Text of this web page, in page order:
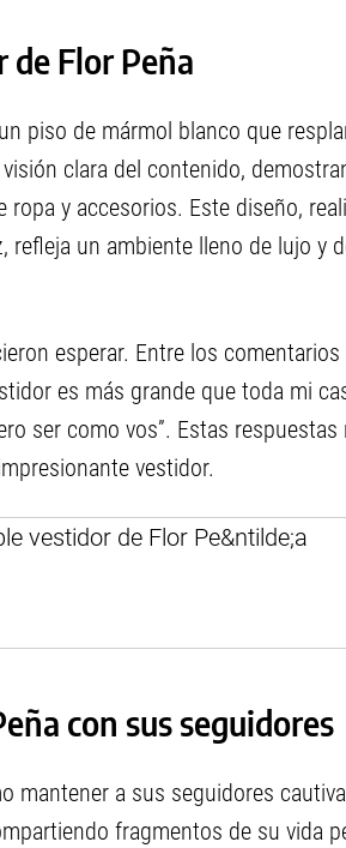
de Flor Peña
piso de mármol blanco que
clara del contenido,
y accesorios. Este diseño,
un ambiente lleno de lujo y
esperar. Entre los
es más grande que toda mi
ser como vos”. Estas respuestas
vestidor.
con sus seguidores
mantener a sus seguidores
fragmentos de su vida